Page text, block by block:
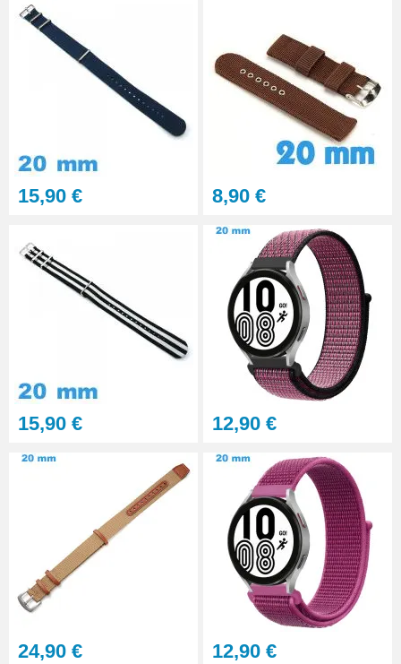
15,90 € 8,90 €
15,90 € 12,90 €
24,90 € 12,90 €